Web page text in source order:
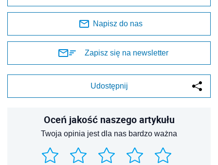
Napisz do nas
Zapisz się na newsletter
Udostępnij
Oceń jakość naszego artykułu
Twoja opinia jest dla nas bardzo ważna